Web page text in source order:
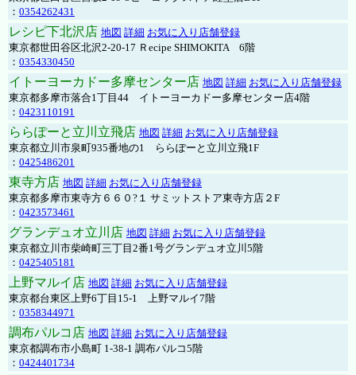
： 0354262431
レシピ下北沢店 地図 詳細 お気に入り店舗登録
東京都世田谷区北沢2-20-17 Ｒecipe SHIMOKITA 6階
： 0354330450
イトーヨーカドー多摩センター店 地図 詳細 お気に入り店舗登録
東京都多摩市落合1丁目44 イトーヨーカドー多摩センター店4階
： 0423110191
ららぽーと立川立飛店 地図 詳細 お気に入り店舗登録
東京都立川市泉町935番地の1 ららぽーと立川立飛1F
： 0425486201
東寺方店 地図 詳細 お気に入り店舗登録
東京都多摩市東寺方６６０?１ サミットストア東寺方店２F
： 0423573461
グランデュオ立川店 地図 詳細 お気に入り店舗登録
東京都立川市柴崎町三丁目2番1号グランデュオ立川5階
： 0425405181
上野マルイ店 地図 詳細 お気に入り店舗登録
東京都台東区上野6丁目15-1 上野マルイ7階
： 0358344971
調布パルコ店 地図 詳細 お気に入り店舗登録
東京都調布市小島町 1-38-1 調布パルコ5階
： 0424401734